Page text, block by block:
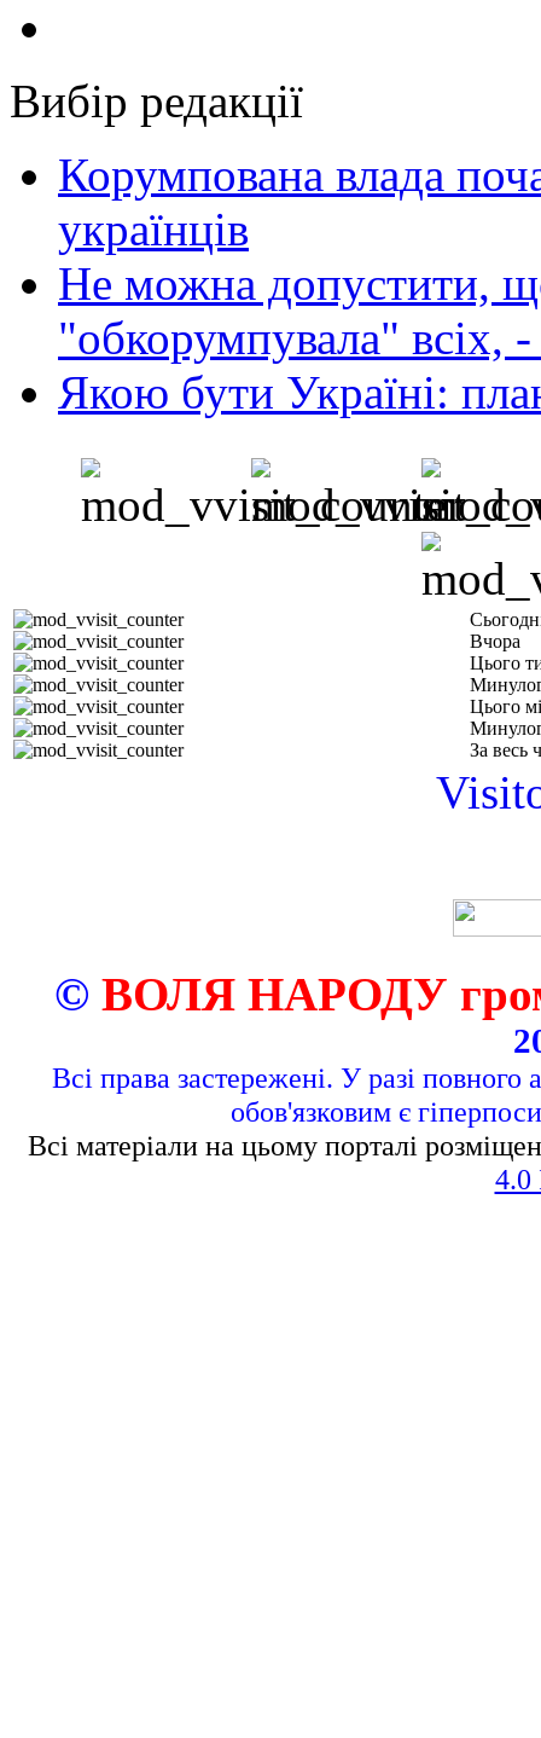
Вибір редакції
Корумпована влада
українців
Не можна допустити,
"обкорумпувала" всіх,
Якою бути Україні:
Вчора
Цього
Цього
За весь
© ВОЛЯ НАРОДУ
Всі права застережені. У разі повного
обов'язковим є
Всі матеріали на цьому порталі
4.0